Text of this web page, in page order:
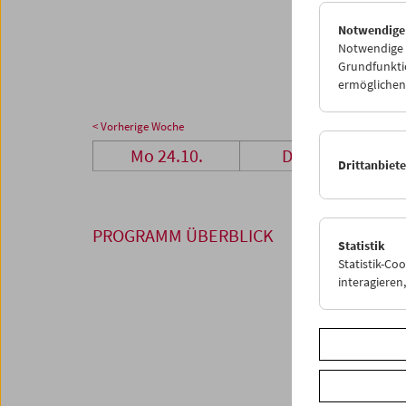
31
< Vorherige Woche
Mo 24.10. Di 25.10.
PROGRAMM ÜBERBLICK
Notwendige
Statistik
Statistik-